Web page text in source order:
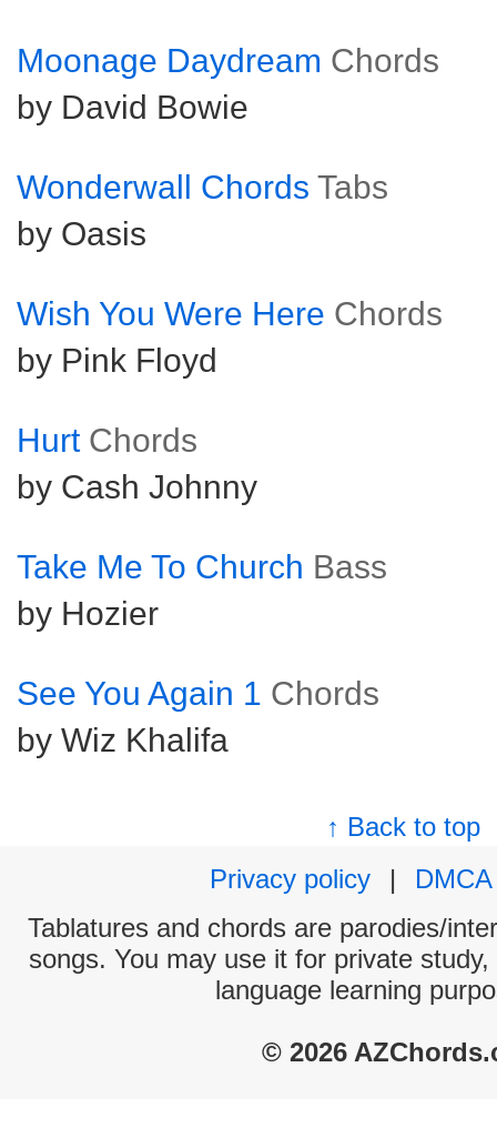
Moonage Daydream Chords
by David Bowie
Wonderwall Chords Tabs
by Oasis
Wish You Were Here Chords
by Pink Floyd
Hurt Chords
by Cash Johnny
Take Me To Church Bass
by Hozier
See You Again 1 Chords
by Wiz Khalifa
↑ Back to top
Privacy policy
|
DMCA
Tablatures and chords are parodies/
songs. You may use it for private
language learning
© 2026